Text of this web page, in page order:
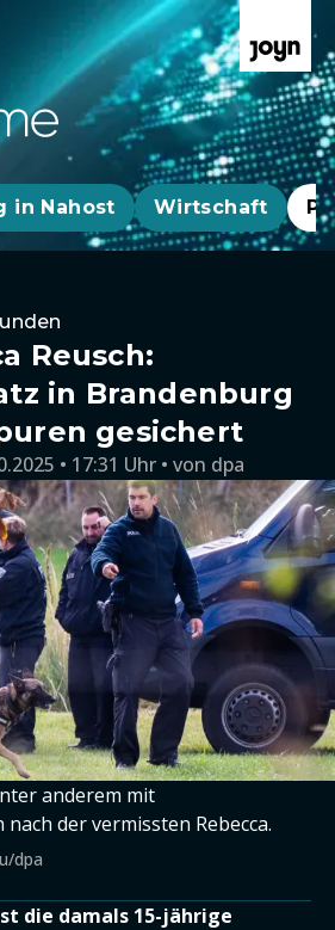
in Nahost Wirtschaft
Reusch:
in Brandenburg
gesichert
• 17:31 Uhr von dpa
anderem mit
der vermissten Rebecca.
dpa
die damals 15-jährige